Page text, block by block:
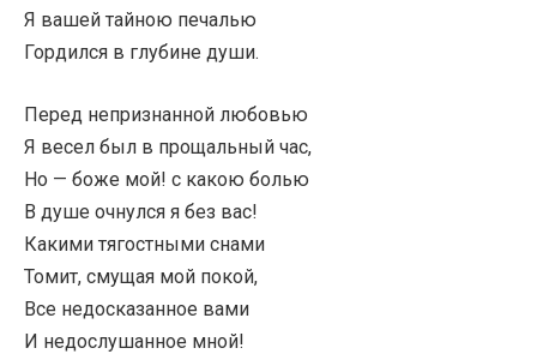
Я вашей тайною печалью
Гордился в глубине души.
Перед непризнанной любовью
Я весел был в прощальный час,
Но — боже мой! с какою болью
В душе очнулся я без вас!
Какими тягостными снами
Томит, смущая мой покой,
Все недосказанное вами
И недослушанное мной!